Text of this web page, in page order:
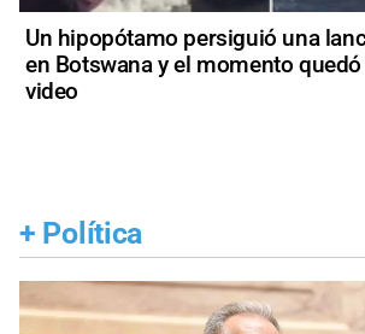
Un hipopótamo persiguió una
en Botswana y el momento
video
+ Política